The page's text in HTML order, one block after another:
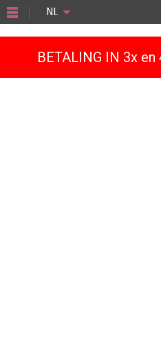
BETALING IN 3x
NL